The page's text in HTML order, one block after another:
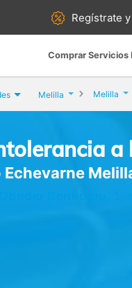
Regístrate y
Comprar Servicios
Melilla Melilla